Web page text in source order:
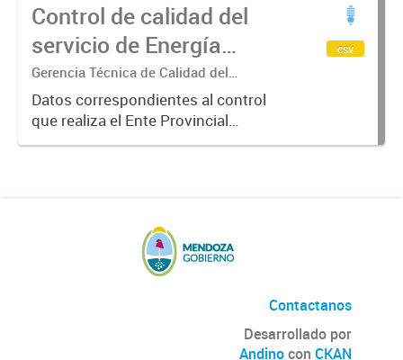
Control de calidad del
servicio de Energía
Eléctrica Etapa I año
2018
Gerencia Técnica de Calidad del
Suministro
Datos correspondientes al control
que realiza el Ente Provincial
Regulador Eléctrico sobre el
csv
Contactanos
Desarrollado por
Andinocon CKAN